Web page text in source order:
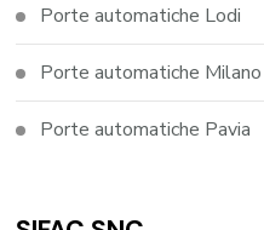
Porte automatiche Lodi
Porte automatiche Milano
Porte automatiche Pavia